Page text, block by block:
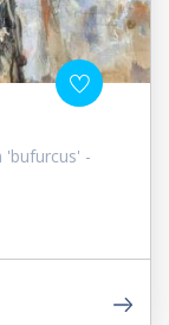
'bufurcus' -